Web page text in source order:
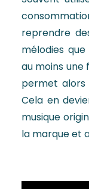
reprendre
mélodies
au moins une
permet alors
Cela en
musique
la marque et